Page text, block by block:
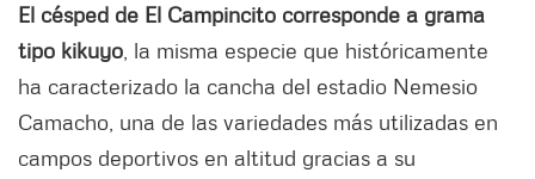
El césped de El Campincito corresponde a grama
tipo kikuyo , la misma especie que históricamente
ha caracterizado la cancha del estadio Nemesio
Camacho, una de las variedades más utilizadas en
campos deportivos en altitud gracias a su